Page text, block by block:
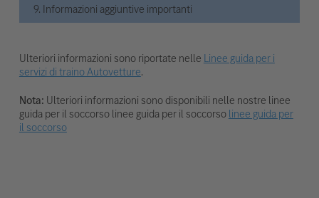
9. Informazioni aggiuntive importanti
Ulteriori informazioni sono riportate nelle Linee guida per i
servizi di traino Autovetture.
Nota: Ulteriori informazioni sono disponibili nelle nostre linee
guida per il soccorso linee guida per il soccorsolinee guida per
il soccorso